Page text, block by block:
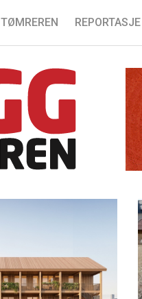
TØMREREN REPORTASJE